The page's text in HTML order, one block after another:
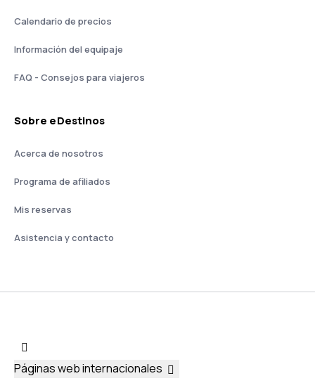
Calendario de precios
Información del equipaje
FAQ - Consejos para viajeros
Sobre eDestinos
Acerca de nosotros
Programa de afiliados
Mis reservas
Asistencia y contacto
Páginas web internacionales